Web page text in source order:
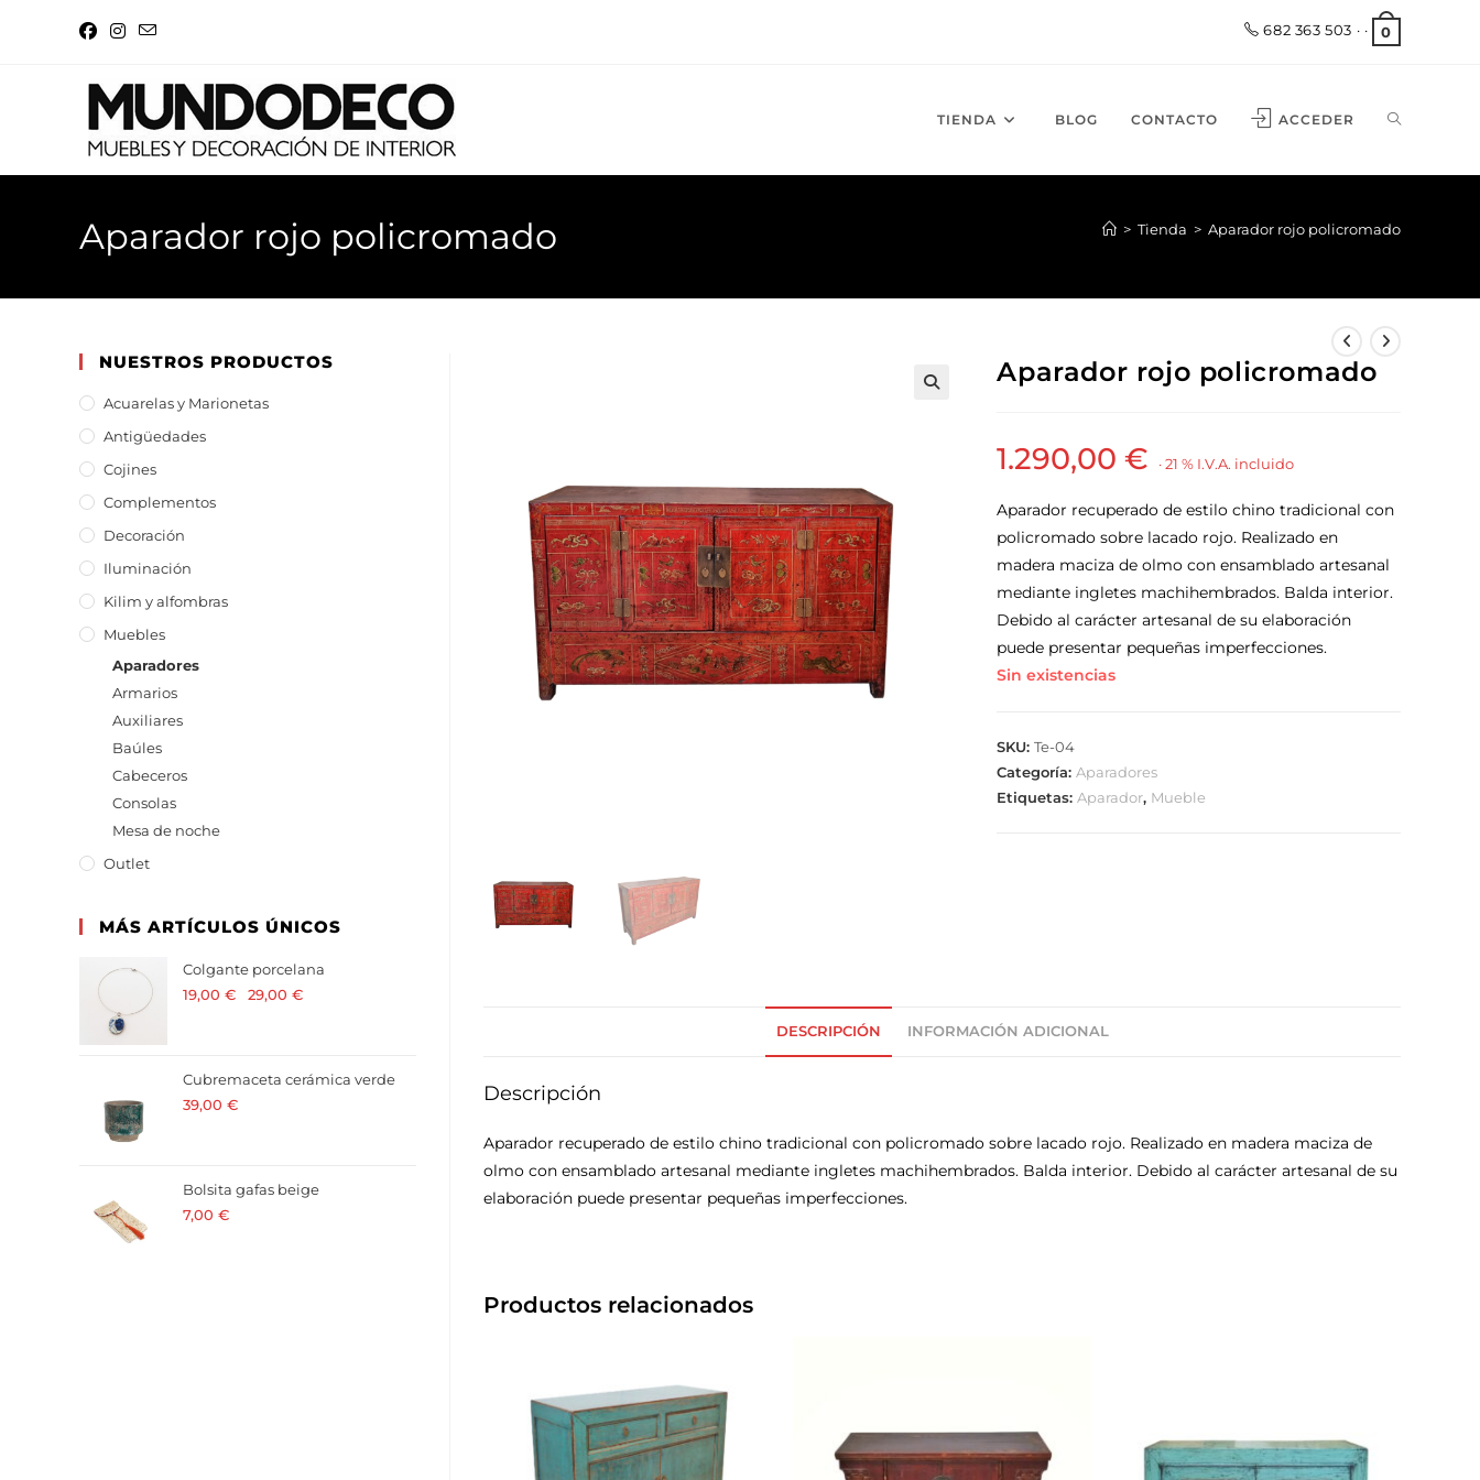
682 363 503 · · 0
TIENDA BLOG CONTACTO ACCEDER
Aparador rojo policromado > Tienda > Aparador rojo policromado
Aparador rojo policromado
1.290,00€ · 21 % I.V.A. incluido
Aparador recuperado de estilo chino tradicional con
policromado sobre lacado rojo. Realizado en
madera maciza de olmo con ensamblado artesanal
mediante ingletes machihembrados. Balda interior.
Debido al carácter artesanal de su elaboración
puede presentar pequeñas imperfecciones.
Sin existencias
SKU:Te-04
Categoría:Aparadores
Etiquetas:Aparador, Mueble
DESCRIPCIÓN INFORMACIÓN ADICIONAL
Descripción
Aparador recuperado de estilo chino tradicional con policromado sobre lacado rojo. Realizado en madera maciza de
olmo con ensamblado artesanal mediante ingletes machihembrados. Balda interior. Debido al carácter artesanal de su
elaboración puede presentar pequeñas imperfecciones.
Productos relacionados
NUESTROS PRODUCTOS
Acuarelas y Marionetas
Antigüedades
Cojines
Complementos
Decoración
Iluminación
Kilim y alfombras
Muebles
Aparadores
Armarios
Auxiliares
Baúles
Cabeceros
Consolas
Mesa de noche
Outlet
MÁS ARTÍCULOS ÚNICOS
Colgante porcelana
19,00 € 29,00 €
Cubremaceta cerámica verde
39,00 €
Bolsita gafas beige
7,00 €